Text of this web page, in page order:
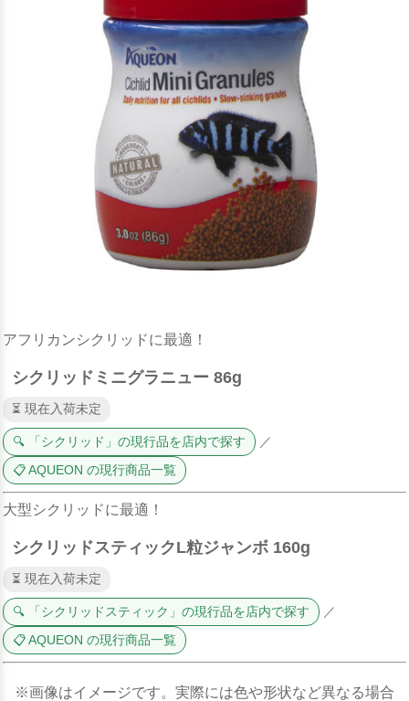
アフリカンシクリッドに最適！
シクリッドミニグラニュー 86g
⏳ 現在入荷未定
🔍 「シクリッド」の現行品を店内で探す ／
📋 AQUEON の現行商品一覧
大型シクリッドに最適！
シクリッドスティックL粒ジャンボ 160g
⏳ 現在入荷未定
🔍 「シクリッドスティック」の現行品を店内で探す ／
📋 AQUEON の現行商品一覧
※画像はイメージです。実際には色や形状など異なる場合